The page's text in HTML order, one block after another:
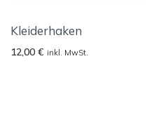
Kleiderhaken
12,00 € inkl. MwSt.